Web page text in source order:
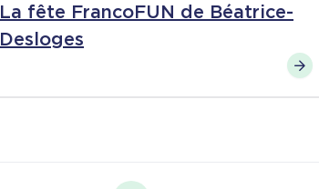
La fête FrancoFUN de Béatrice-
Desloges